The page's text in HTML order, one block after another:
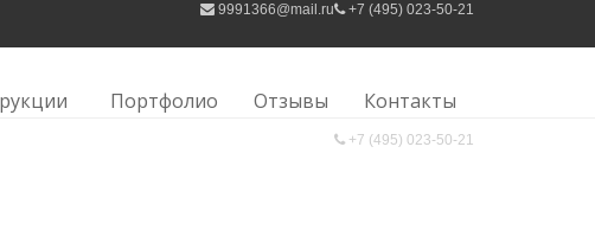
+7 (495) 023-50-21
9991366@mail.ru
Портфолио Отзывы Контакты
+7 (495) 023-50-21